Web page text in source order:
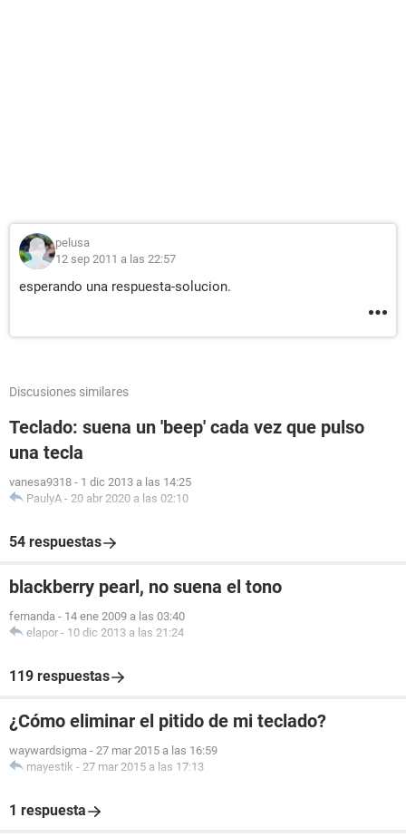
pelusa
12 sep 2011 a las 22:57
esperando una respuesta-solucion.
Discusiones similares
Teclado: suena un 'beep' cada vez que pulso
una tecla
vanesa9318 - 1 dic 2013 a las 14:25
PaulyA - 20 abr 2020 a las 02:10
54 respuestas
blackberry pearl, no suena el tono
fernanda - 14 ene 2009 a las 03:40
elapor - 10 dic 2013 a las 21:24
119 respuestas
¿Cómo eliminar el pitido de mi teclado?
waywardsigma - 27 mar 2015 a las 16:59
mayestik - 27 mar 2015 a las 17:13
1 respuesta